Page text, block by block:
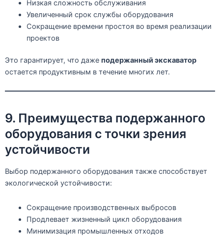
Низкая сложность обслуживания
Увеличенный срок службы оборудования
Сокращение времени простоя во время реализации
проектов
Это гарантирует, что даже подержанный экскаватор
остается продуктивным в течение многих лет.
9. Преимущества подержанного
оборудования с точки зрения
устойчивости
Выбор подержанного оборудования также способствует
экологической устойчивости:
Сокращение производственных выбросов
Продлевает жизненный цикл оборудования
Минимизация промышленных отходов